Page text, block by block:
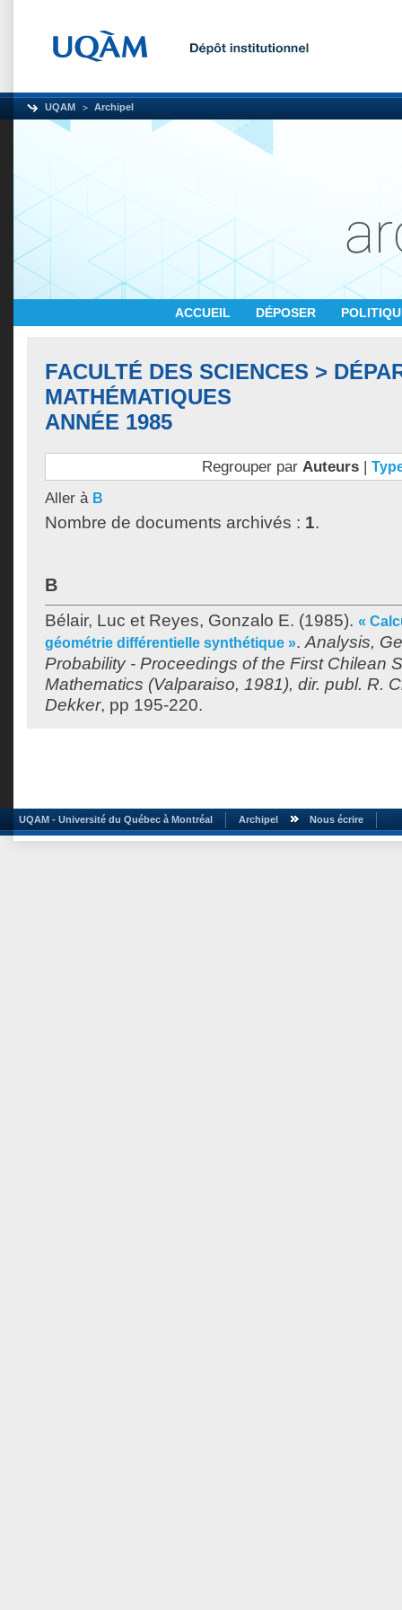
UQAM Archipel
ACCUEIL DÉPOSER
FACULTÉ DES SCIENCES >
MATHÉMATIQUES
ANNÉE 1985
Regrouper par Auteurs|
Aller à B
Nombre de documents archivés : 1.
B
Bélair, Luc et Reyes, Gonzalo E. (1985). «
géométrie différentielle synthétique ». Analysis,
Probability - Proceedings of the First Chilean
Mathematics (Valparaiso, 1981), dir. publ. R.
Dekker, pp 195-220.
UQAM - Université du Québec à Montréal Archipel Nous écrire